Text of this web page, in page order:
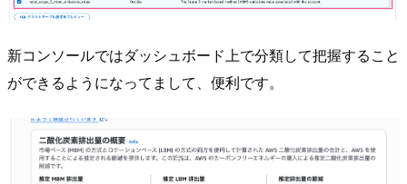
新コンソールではダッシュボード上で分類して把握すること
ができるようになってまして、便利です。